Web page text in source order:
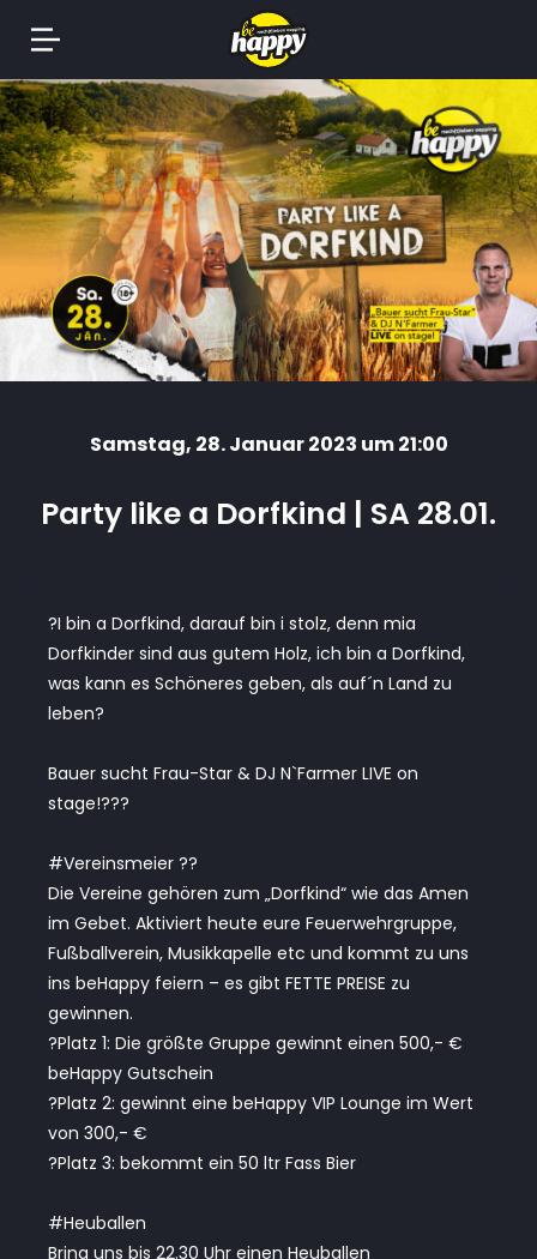
Springe
zum
Inhalt
Samstag, 28. Januar 2023 um 21:00
Party like a Dorfkind | SA 28.01.
?I bin a Dorfkind, darauf bin i stolz, denn mia
Dorfkinder sind aus gutem Holz, ich bin a Dorfkind,
was kann es Schöneres geben, als auf´n Land zu
leben?
Bauer sucht Frau-Star & DJ N`Farmer LIVE on
stage!??‍?
#Vereinsmeier ?‍?
Die Vereine gehören zum „Dorfkind“ wie das Amen
im Gebet. Aktiviert heute eure Feuerwehrgruppe,
Fußballverein, Musikkapelle etc und kommt zu uns
ins beHappy feiern – es gibt FETTE PREISE zu
gewinnen.
?Platz 1: Die größte Gruppe gewinnt einen 500,- €
beHappy Gutschein
?Platz 2: gewinnt eine beHappy VIP Lounge im Wert
von 300,- €
?Platz 3: bekommt ein 50 ltr Fass Bier
#Heuballen
Bring uns bis 22.30 Uhr einen Heuballen